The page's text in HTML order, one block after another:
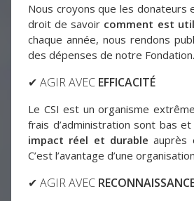
Nous croyons que les donateurs
droit de savoir comment est
chaque année, nous rendons
des dépenses de notre Fondation.
✔ AGIR AVEC EFFICACITÉ
Le CSI est un organisme
frais d’administration sont bas
impact réel et durable auprès
C’est l’avantage d’une
✔ AGIR AVEC